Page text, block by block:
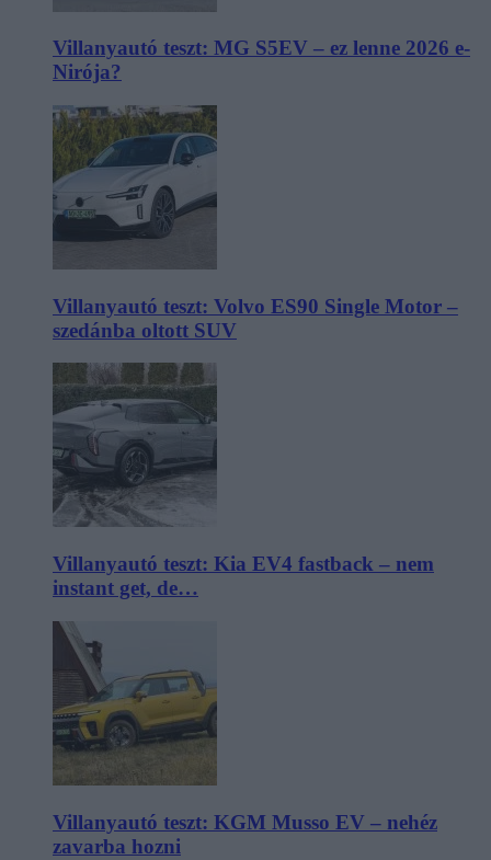
Villanyautó teszt: MG S5EV – ez lenne 2026 e-
Nirója?
Villanyautó teszt: Volvo ES90 Single Motor –
szedánba oltott SUV
Villanyautó teszt: Kia EV4 fastback – nem
instant get, de…
Villanyautó teszt: KGM Musso EV – nehéz
zavarba hozni